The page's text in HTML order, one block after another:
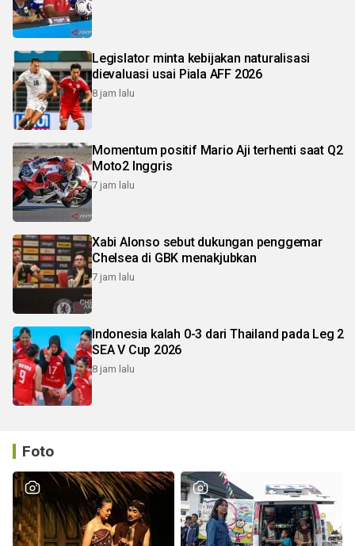
Legislator minta kebijakan naturalisasi
dievaluasi usai Piala AFF 2026
8 jam lalu
Momentum positif Mario Aji terhenti saat Q2
Moto2 Inggris
7 jam lalu
Xabi Alonso sebut dukungan penggemar
Chelsea di GBK menakjubkan
7 jam lalu
Indonesia kalah 0-3 dari Thailand pada Leg 2
SEA V Cup 2026
8 jam lalu
Foto